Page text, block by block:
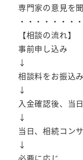
専門家の意見を
・・・・・・・
【相談の流れ】
事前申し込み
↓
相談料をお振込
↓
入金確認後、当
↓
当日、相続コン
↓